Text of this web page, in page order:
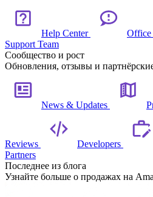
Help Center Office
Support Team
Сообщество и рост
Обновления, отзывы и
News & Updates
Reviews Developers
Partners
Последнее из блога
Узнайте больше о продажах на